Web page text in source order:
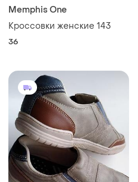
Memphis One
Кроссовки женские 143
36